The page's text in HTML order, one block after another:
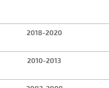
2018-2020
2010-2013